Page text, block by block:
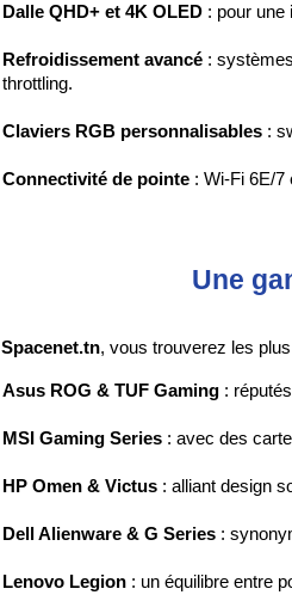
Dalle QHD+ et 4K OLED : pour une
Refroidissement avancé :
throttling.
Claviers RGB personnalisables :
Connectivité de pointe : Wi-Fi 6E/7
Une
Spacenet.tn, vous trouverez les
Asus ROG & TUF Gaming :
MSI Gaming Series : avec des
HP Omen & Victus : alliant design
Dell Alienware & G Series :
Lenovo Legion : un équilibre entre